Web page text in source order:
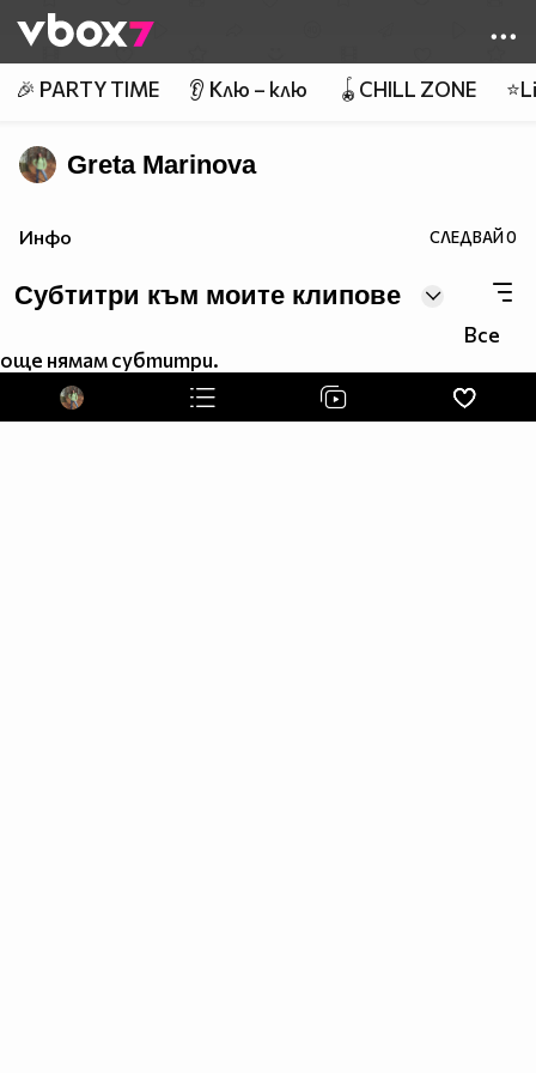
👾
🎉 PARTY TIME 👂 Клю – клю 🪀CHILL ZONE
Greta Marinova
Инфо СЛЕДВАЙ0
Субтитри към моите клипове
Все
още нямам субтитри.